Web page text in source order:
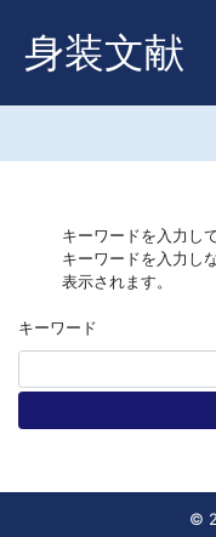
身装文献
キーワードを入力し
キーワードを入力し
表示されます。
キーワード
©